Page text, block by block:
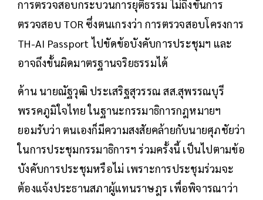
การตรวจสอบกระบวนการยุติธรรม ไม่ถึงขั้นการ
ตรวจสอบ TOR ซึ่งตนเกรงว่า การตรวจสอบโครงการ
TH-AI Passport ไปขัดข้อบังคับการประชุมฯ และ
อาจถึงขั้นผิดมาตรฐานจริยธรรมได้
ด้าน นายณัฐวุฒิ ประเสริฐสุวรรณ สส.สุพรรณบุรี
พรรคภูมิใจไทย ในฐานะกรรมาธิการกฎหมายฯ
ยอมรับว่า ตนเองก็มีความสงสัยคล้ายกับนายศุภชัยว่า
ในการประชุมกรรมาธิการฯ ร่วมครั้งนี้ เป็นไปตามข้อ
บังคับการประชุมหรือไม่ เพราะการประชุมร่วมจะ
ต้องแจ้งประธานสภาผู้แทนราษฎร เพื่อพิจารณาว่า